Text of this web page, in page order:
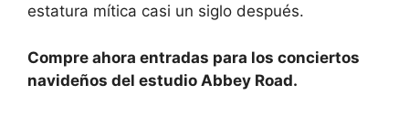
estatura mítica casi un siglo después.
Compre ahora entradas para los conciertos
navideños del estudio Abbey Road.